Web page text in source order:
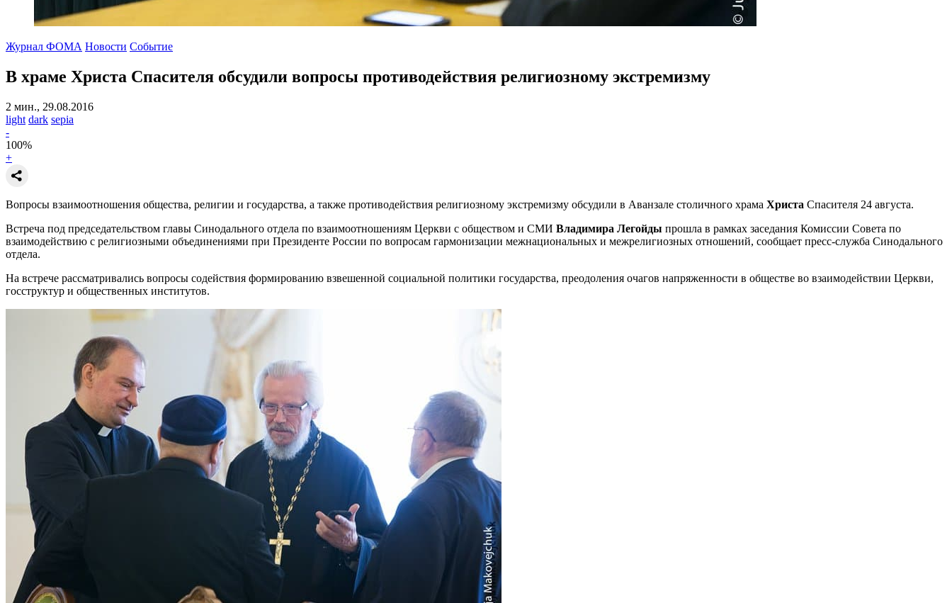
Журнал ФОМА Новости Событие
В храме Христа Спасителя обсудили вопросы противодействия религиозному экстремизму
2 мин., 29.08.2016
light dark sepia
-
100%
+
Вопросы взаимоотношения общества, религии и государства, а также противодействия религиозному экстремизму обсудили в Аванзале столичного храма Христа Спасителя 24 августа.
Встреча под председательством главы Синодального отдела по взаимоотношениям Церкви с обществом и СМИ Владимира Легойды прошла в рамках заседания Комиссии Совета по
взаимодействию с религиозными объединениями при Президенте России по вопросам гармонизации межнациональных и межрелигиозных отношений, сообщает пресс-служба Синодального
отдела.
На встрече рассматривались вопросы содействия формированию взвешенной социальной политики государства, преодоления очагов напряженности в обществе во взаимодействии Церкви,
госструктур и общественных институтов.